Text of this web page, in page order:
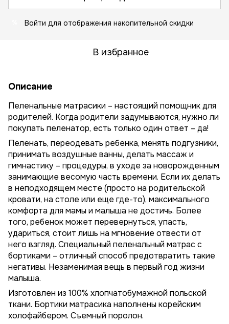
Войти для отображения накопительной скидки
В избранное
Описание
Пеленальные матрасики – настоящий помощник для
родителей. Когда родители задумываются, нужно ли
покупать пеленатор, есть только один ответ – да!
Пеленать, переодевать ребенка, менять подгузники,
принимать воздушные ванны, делать массаж и
гимнастику – процедуры, в уходе за новорожденным
занимающие весомую часть времени. Если их делать
в неподходящем месте (просто на родительской
кровати, на столе или еще где-то), максимального
комфорта для мамы и малыша не достичь. Более
того, ребенок может перевернуться, упасть,
удариться, стоит лишь на мгновение отвести от
него взгляд. Специальный пеленальный матрас с
бортиками – отличный способ предотвратить такие
негативы. Незаменимая вещь в первый год жизни
малыша.
Изготовлен из 100% хлопчатобумажной польской
ткани. Бортики матрасика наполнены корейским
холофайбером. Съемный поролон.